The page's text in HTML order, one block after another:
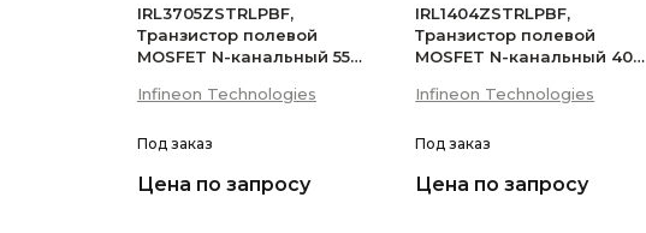
IRL3705ZSTRLPBF,
Транзистор полевой
MOSFET N-канальный 55В
Infineon Technologies
Под заказ
Цена по запросу
IRL1404ZSTRLPBF,
Транзистор полевой
MOSFET N-канальный 40В
Infineon Technologies
Под заказ
Цена по запросу